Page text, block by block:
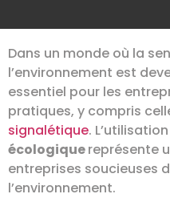
Dans un monde où la
l’environnement est
essentiel pour les
pratiques, y compris
signalétique.
écologiquereprésente
entreprises soucieuses
l’environnement.